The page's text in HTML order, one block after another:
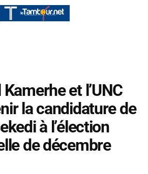
et l’UNC
la candidature de
à l’élection
de décembre